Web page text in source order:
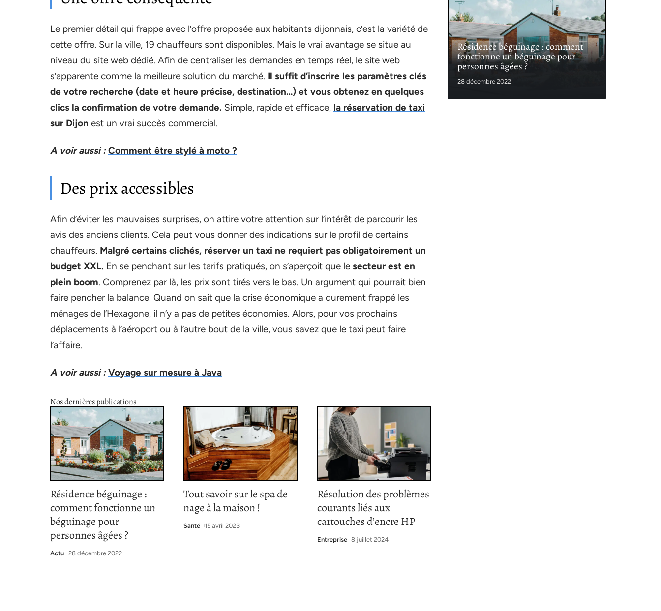
Le premier détail qui frappe avec l’offre proposée aux habitants dijonnais, c’est la variété de
cette offre. Sur la ville, 19 chauffeurs sont disponibles. Mais le vrai avantage se situe au
niveau du site web dédié. Afin de centraliser les demandes en temps réel, le site web
s’apparente comme la meilleure solution du marché. Il suffit d’inscrire les paramètres clés
de votre recherche (date et heure précise, destination…) et vous obtenez en quelques
clics la confirmation de votre demande. Simple, rapide et efficace, la réservation de taxi
sur Dijon est un vrai succès commercial.
A voir aussi : Comment être stylé à moto ?
Des prix accessibles
Afin d’éviter les mauvaises surprises, on attire votre attention sur l’intérêt de parcourir les
avis des anciens clients. Cela peut vous donner des indications sur le profil de certains
chauffeurs. Malgré certains clichés, réserver un taxi ne requiert pas obligatoirement un
budget XXL. En se penchant sur les tarifs pratiqués, on s’aperçoit que le secteur est en
plein boom. Comprenez par là, les prix sont tirés vers le bas. Un argument qui pourrait bien
faire pencher la balance. Quand on sait que la crise économique a durement frappé les
ménages de l’Hexagone, il n’y a pas de petites économies. Alors, pour vos prochains
déplacements à l’aéroport ou à l’autre bout de la ville, vous savez que le taxi peut faire
l’affaire.
A voir aussi : Voyage sur mesure à Java
Nos dernières publications
Résidence béguinage :
comment fonctionne un
béguinage pour
personnes âgées ?
Actu 28 décembre 2022
Tout savoir sur le spa de
nage à la maison !
Santé 15 avril 2023
Résolution des problèmes
courants liés aux
cartouches d’encre HP
Entreprise 8 juillet 2024
Résidence béguinage : comment
fonctionne un béguinage pour
personnes âgées ?
28 décembre 2022